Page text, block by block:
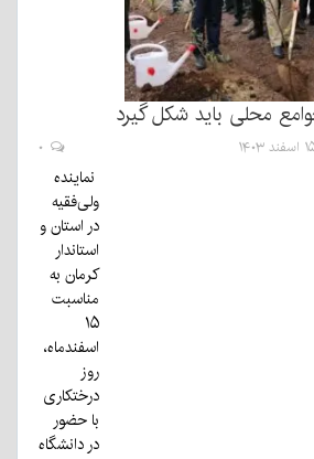
محلی باید شکل گیرد
نماینده
ولی‌فقیه
در استان و
استاندار
کرمان به
مناسبت
۱۵
اسفندماه،
روز
درختکاری
با حضور
در دانشگاه